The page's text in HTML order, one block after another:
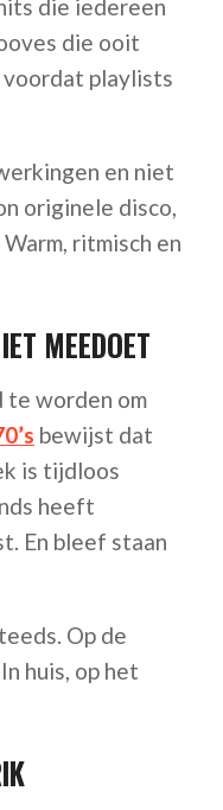
die iedereen
die ooit
voordat playlists
en niet
originele disco,
ritmisch en
MEEDOET
worden om
bewijst dat
is tijdloos
heeft
En bleef staan
Op de
huis, op het